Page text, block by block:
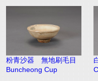
粉青沙器 無地刷毛目
Buncheong Cup